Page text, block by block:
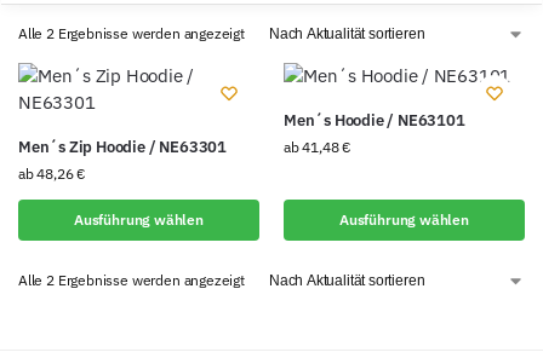
Alle 2 Ergebnisse werden angezeigt
Men´s Zip Hoodie / NE63301
ab48,26€
Ausführung wählen
Men´s Hoodie / NE63101
ab41,48€
Ausführung wählen
Alle 2 Ergebnisse werden angezeigt